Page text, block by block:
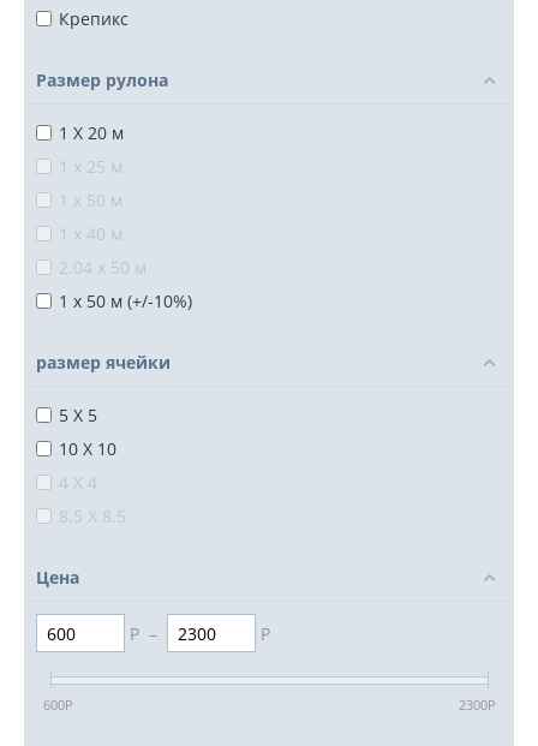
Крепикс
Размер рулона
1 Х 20 м
1 x 25 м
1 x 50 м
1 x 40 м
2.04 x 50 м
1 x 50 м (+/-10%)
размер ячейки
5 X 5
10 X 10
4 X 4
8.5 X 8.5
Цена
Р – Р
600Р 2300Р